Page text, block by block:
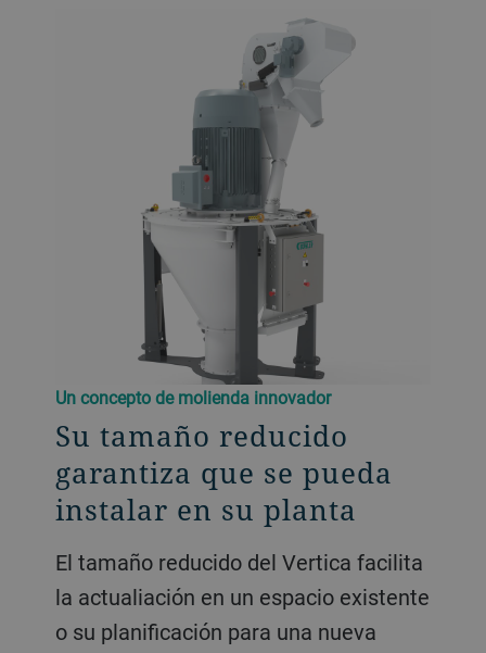
Un concepto de molienda innovador
Su tamaño reducido
garantiza que se pueda
instalar en su planta
El tamaño reducido del Vertica facilita
la actualiación en un espacio existente
o su planificación para una nueva